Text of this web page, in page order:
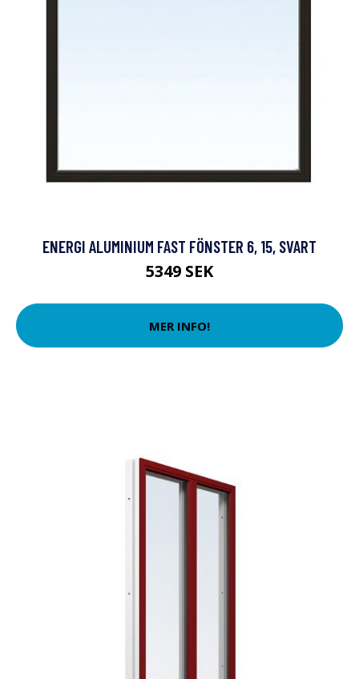
ENERGI ALUMINIUM FAST FÖNSTER 6, 15, SVART
5349 SEK
MER INFO!